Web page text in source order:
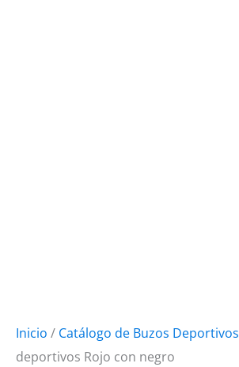
Inicio / Catálogo de Buzos Deportivos
deportivos Rojo con negro